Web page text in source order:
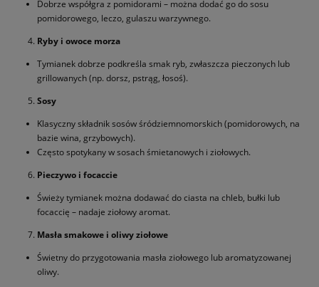
Dobrze współgra z pomidorami – można dodać go do sosu
pomidorowego, leczo, gulaszu warzywnego.
Ryby i owoce morza
Tymianek dobrze podkreśla smak ryb, zwłaszcza pieczonych lub
grillowanych (np. dorsz, pstrąg, łosoś).
Sosy
Klasyczny składnik sosów śródziemnomorskich (pomidorowych, na
bazie wina, grzybowych).
Często spotykany w sosach śmietanowych i ziołowych.
Pieczywo i focaccie
Świeży tymianek można dodawać do ciasta na chleb, bułki lub
focaccię – nadaje ziołowy aromat.
Masła smakowe i oliwy ziołowe
Świetny do przygotowania masła ziołowego lub aromatyzowanej
oliwy.